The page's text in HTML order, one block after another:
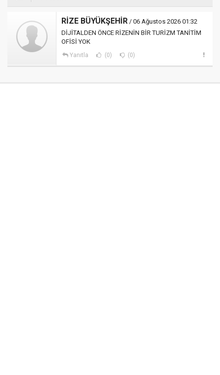
RİZE BÜYÜKŞEHİR / 06 Ağustos 2026 01:32
DİJİTALDEN ÖNCE RİZENİN BİR TURİZM TANİTİM
OFİSİ YOK
Yanıtla (0) (0)